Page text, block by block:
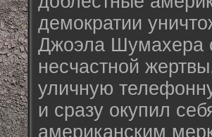
демократии
Джоэла Шумахера
несчастной
уличную
и сразу окупил
американским